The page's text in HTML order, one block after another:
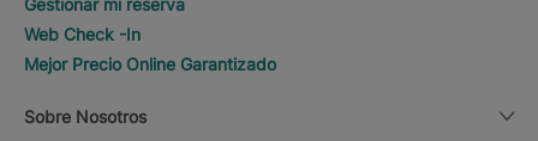
Gestionar mi reserva
Web Check -In
Mejor Precio Online Garantizado
Sobre Nosotros